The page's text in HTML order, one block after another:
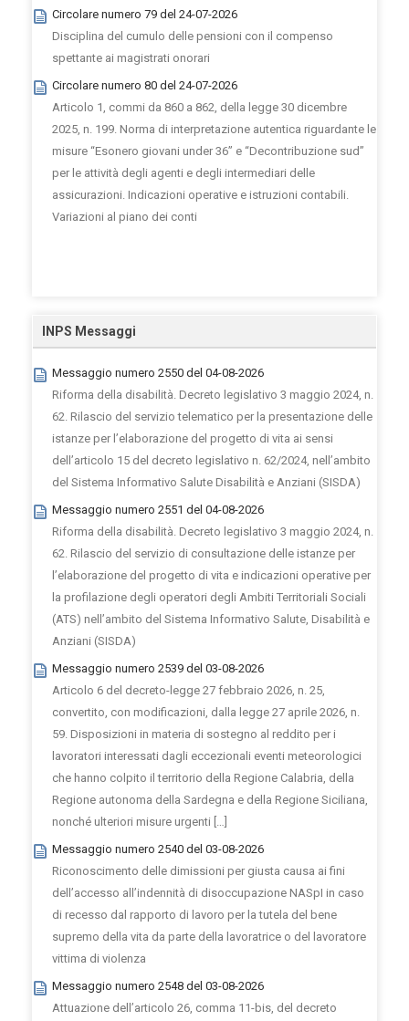
Circolare numero 79 del 24-07-2026
Disciplina del cumulo delle pensioni con il compenso
spettante ai magistrati onorari
Circolare numero 80 del 24-07-2026
Articolo 1, commi da 860 a 862, della legge 30 dicembre
2025, n. 199. Norma di interpretazione autentica riguardante le
misure “Esonero giovani under 36” e “Decontribuzione sud”
per le attività degli agenti e degli intermediari delle
assicurazioni. Indicazioni operative e istruzioni contabili.
Variazioni al piano dei conti
INPS Messaggi
Messaggio numero 2550 del 04-08-2026
Riforma della disabilità. Decreto legislativo 3 maggio 2024, n.
62. Rilascio del servizio telematico per la presentazione delle
istanze per l’elaborazione del progetto di vita ai sensi
dell’articolo 15 del decreto legislativo n. 62/2024, nell’ambito
del Sistema Informativo Salute Disabilità e Anziani (SISDA)
Messaggio numero 2551 del 04-08-2026
Riforma della disabilità. Decreto legislativo 3 maggio 2024, n.
62. Rilascio del servizio di consultazione delle istanze per
l’elaborazione del progetto di vita e indicazioni operative per
la profilazione degli operatori degli Ambiti Territoriali Sociali
(ATS) nell’ambito del Sistema Informativo Salute, Disabilità e
Anziani (SISDA)
Messaggio numero 2539 del 03-08-2026
Articolo 6 del decreto-legge 27 febbraio 2026, n. 25,
convertito, con modificazioni, dalla legge 27 aprile 2026, n.
59. Disposizioni in materia di sostegno al reddito per i
lavoratori interessati dagli eccezionali eventi meteorologici
che hanno colpito il territorio della Regione Calabria, della
Regione autonoma della Sardegna e della Regione Siciliana,
nonché ulteriori misure urgenti […]
Messaggio numero 2540 del 03-08-2026
Riconoscimento delle dimissioni per giusta causa ai fini
dell’accesso all’indennità di disoccupazione NASpI in caso
di recesso dal rapporto di lavoro per la tutela del bene
supremo della vita da parte della lavoratrice o del lavoratore
vittima di violenza
Messaggio numero 2548 del 03-08-2026
Attuazione dell’articolo 26, comma 11-bis, del decreto